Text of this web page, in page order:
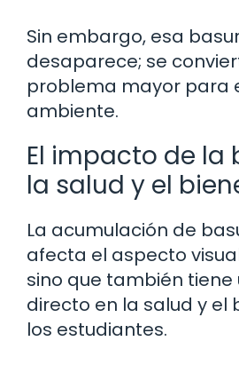
Sin embargo, esa
desaparece; se
problema mayor para
ambiente.
El impacto de la
la salud y el
La acumulación de
afecta el aspecto
sino que también
directo en la salud y el
los estudiantes.